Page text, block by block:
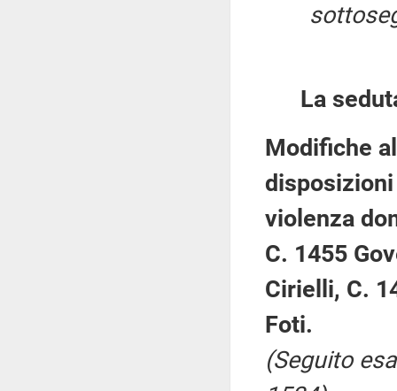
La
Modifiche
violenza
C. 1455
Cirielli, C.
Foti.
(Seguito